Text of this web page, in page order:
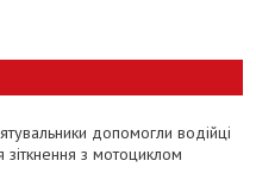
допомогли водійці
зіткнення з мотоциклом